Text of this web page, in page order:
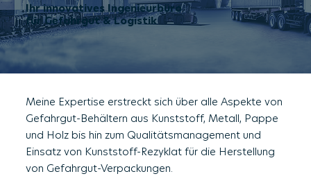
Ihr innovatives Ingenieurbüro
für Gefahrgut & Logistik
Meine Expertise erstreckt sich über alle Aspekte von
Gefahrgut-Behältern aus Kunststoff, Metall, Pappe
und Holz bis hin zum Qualitätsmanagement und
Einsatz von Kunststoff-Rezyklat für die Herstellung
von Gefahrgut-Verpackungen.